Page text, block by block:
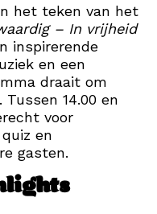
het teken van het
– In vrijheid
inspirerende
en een
draait om
14.00 en
voor
en
gasten.